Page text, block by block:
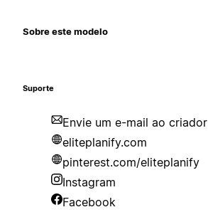
Sobre este modelo
Suporte
Envie um e-mail ao criador
eliteplanify.com
pinterest.com/eliteplanify
Instagram
Facebook